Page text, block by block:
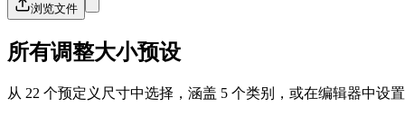
浏览文件
所有调整大小预设
从 22 个预定义尺寸中选择，涵盖 5 个类别，或在编辑器中设置